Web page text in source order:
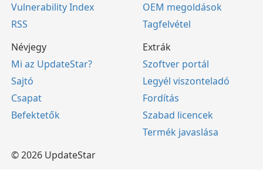
Vulnerability Index
RSS
OEM megoldások
Tagfelvétel
Névjegy
Mi az UpdateStar?
Sajtó
Csapat
Befektetők
Extrák
Szoftver portál
Legyél viszonteladó
Fordítás
Szabad licencek
Termék javaslása
© 2026 UpdateStar